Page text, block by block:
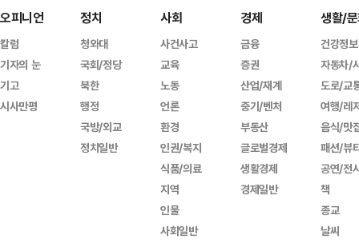
오피니언
칼럼
기자의 눈
기고
시사만평
정치
청와대
국회/정당
북한
행정
국방/외교
정치일반
사회
사건사고
교육
노동
언론
환경
인권/복지
식품/의료
지역
인물
사회일반
경제
금융
증권
산업/재계
중기/벤처
부동산
글로벌경제
생활경제
경제일반
생활/
건강정보
자동차/
도로/교
여행/레
음식/맛
패션/뷰
공연/전
책
종교
날씨